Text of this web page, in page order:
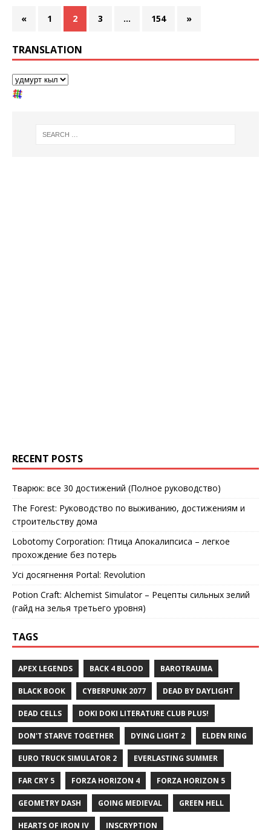
« 1 2 3 … 154 »
TRANSLATION
RECENT POSTS
Тварюк: все 30 достижений (Полное руководство)
The Forest: Руководство по выживанию, достижениям и
строительству дома
Lobotomy Corporation: Птица Апокалипсиса – легкое
прохождение без потерь
Усі досягнення Portal: Revolution
Potion Craft: Alchemist Simulator – Рецепты сильных зелий
(гайд на зелья третьего уровня)
TAGS
APEX LEGENDS BACK 4 BLOOD BAROTRAUMA
BLACK BOOK CYBERPUNK 2077 DEAD BY DAYLIGHT
DEAD CELLS DOKI DOKI LITERATURE CLUB PLUS!
DON'T STARVE TOGETHER DYING LIGHT 2 ELDEN RING
EURO TRUCK SIMULATOR 2 EVERLASTING SUMMER
FAR CRY 5 FORZA HORIZON 4 FORZA HORIZON 5
GEOMETRY DASH GOING MEDIEVAL GREEN HELL
HEARTS OF IRON IV INSCRYPTION